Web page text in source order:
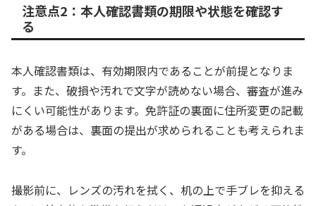
注意点2：本人確認書類の期限や状態を確認す
る
本人確認書類は、有効期限内であることが前提となりま
す。また、破損や汚れで文字が読めない場合、審査が進み
にくい可能性があります。免許証の裏面に住所変更の記載
がある場合は、裏面の提出が求められることも考えられま
す。
撮影前に、レンズの汚れを拭く、机の上で手ブレを抑える